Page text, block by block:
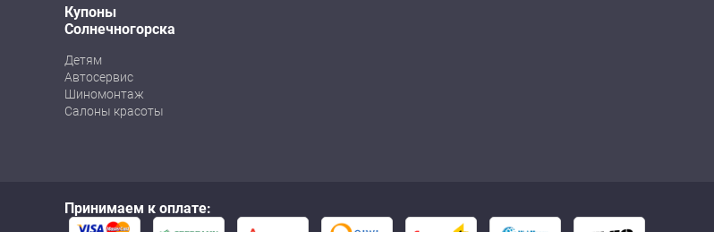
Купоны
Солнечногорска
Детям
Автосервис
Шиномонтаж
Салоны красоты
Принимаем к оплате: